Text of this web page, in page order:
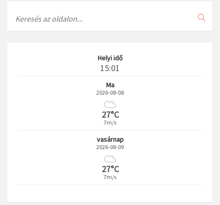
Helyi idő
15:01
Ma
2026-08-08
27°C
7m/s
vasárnap
2026-08-09
27°C
7m/s